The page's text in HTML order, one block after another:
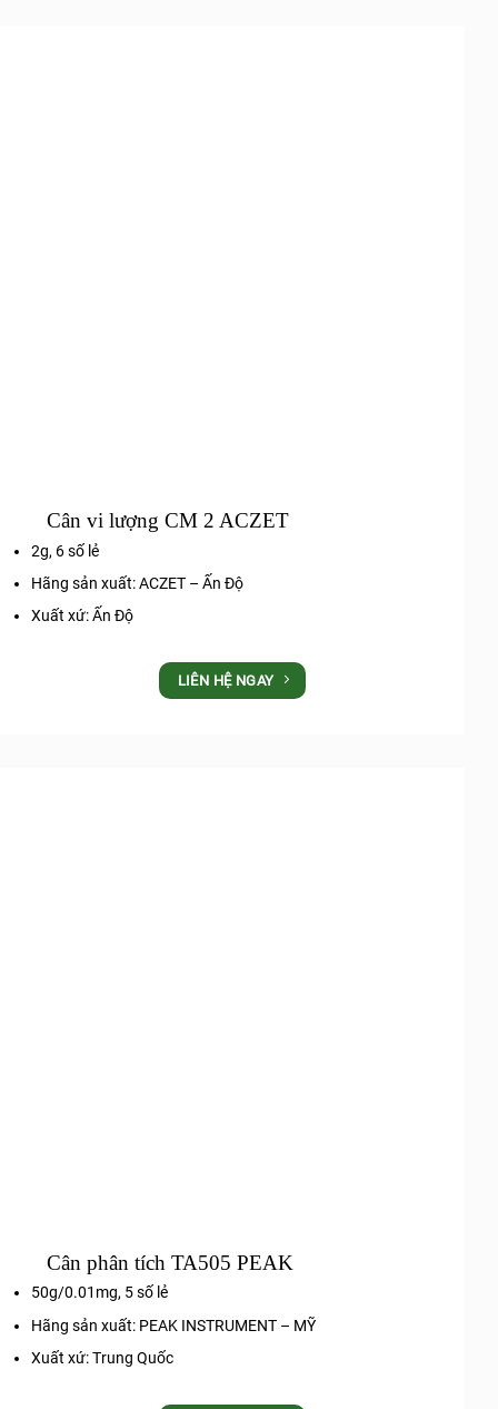
Cân vi lượng CM 2 ACZET
2g, 6 số lẻ
Hãng sản xuất: ACZET – Ấn Độ
Xuất xứ: Ấn Độ
LIÊN HỆ NGAY
Cân phân tích TA505 PEAK
50g/0.01mg, 5 số lẻ
Hãng sản xuất: PEAK INSTRUMENT – MỸ
Xuất xứ: Trung Quốc